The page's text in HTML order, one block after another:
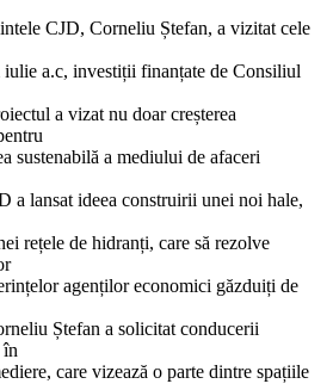
CJD, Corneliu Ștefan, a vizitat cele
a.c, investiții finanțate de Consiliul
a vizat nu doar creșterea
sustenabilă a mediului de afaceri
a lansat ideea construirii unei noi hale,
rețele de hidranți, care să rezolve
agenților economici găzduiți de
Ștefan a solicitat conducerii
în
care vizează o parte dintre spațiile